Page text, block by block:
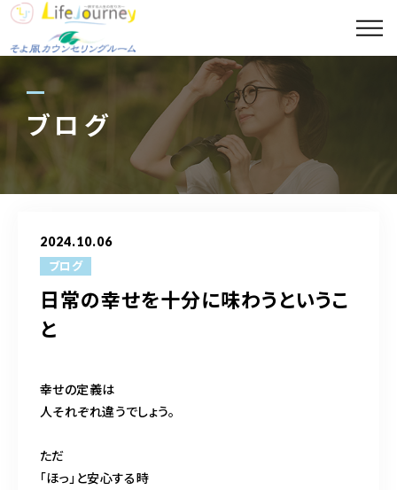
ブログ
2024.10.06
ブログ
日常の幸せを十分に味わうというこ
と
幸せの定義は
人それぞれ違うでしょう。
ただ
「ほっ」と安心する時
コンセプト
代表プロフィール
セッションメニュー
ギャラリー
ご予約・お問合せはこちら